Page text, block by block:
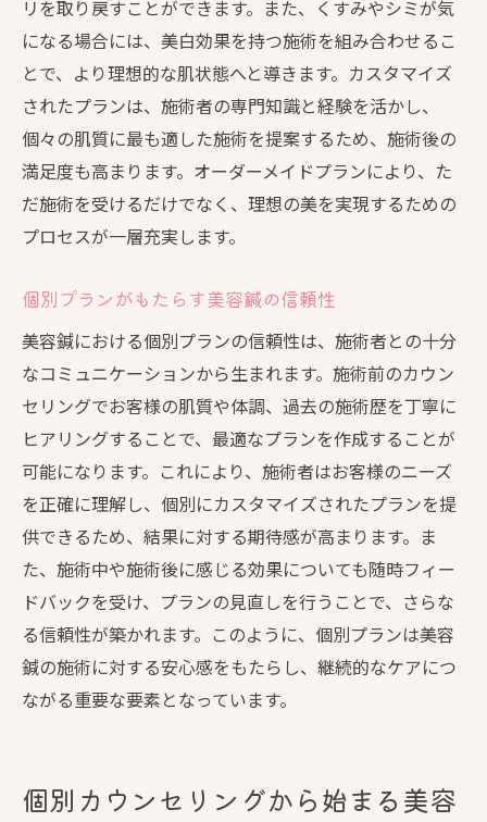
施術前後のフォローで得られる安心感
個別プランで築く持続的な美の信頼
美容鍼の信頼性を高める施術者の存在
安心して通える美容鍼サロンの選定
最大限の効果を引き出す美容鍼オーダーメイド
の重要性
美容鍼オーダーメイドプランの本質的な価
美容鍼の効果を最大化するための個別プラ
ン
施術効果を高めるためのオーダーメイドの
必要性
美容鍼で得られる結果を最大限に引き出す
持続的な効果を目指した施術プランの見直
し
個別の悩みに応じた美容鍼の提案
リを取り戻すことができます。また、くすみやシミが気
になる場合には、美白効果を持つ施術を組み合わせるこ
とで、より理想的な肌状態へと導きます。カスタマイズ
されたプランは、施術者の専門知識と経験を活かし、
個々の肌質に最も適した施術を提案するため、施術後の
満足度も高まります。オーダーメイドプランにより、た
だ施術を受けるだけでなく、理想の美を実現するための
プロセスが一層充実します。
個別プランがもたらす美容鍼の信頼性
美容鍼における個別プランの信頼性は、施術者との十分
なコミュニケーションから生まれます。施術前のカウン
セリングでお客様の肌質や体調、過去の施術歴を丁寧に
ヒアリングすることで、最適なプランを作成することが
可能になります。これにより、施術者はお客様のニーズ
を正確に理解し、個別にカスタマイズされたプランを提
供できるため、結果に対する期待感が高まります。ま
た、施術中や施術後に感じる効果についても随時フィー
ドバックを受け、プランの見直しを行うことで、さらな
る信頼性が築かれます。このように、個別プランは美容
鍼の施術に対する安心感をもたらし、継続的なケアにつ
ながる重要な要素となっています。
個別カウンセリングから始まる美容